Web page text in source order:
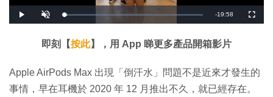
播
放
開
啟
載
入
:
2
%
剩
時
間
-19:58
全
螢
即刻【按此】，用 App 睇更多產品開箱影片
Apple AirPods Max 出現「倒汗水」問題不是近來才發生的
事情，早在耳機於 2020 年 12 月推出不久，就已經存在。